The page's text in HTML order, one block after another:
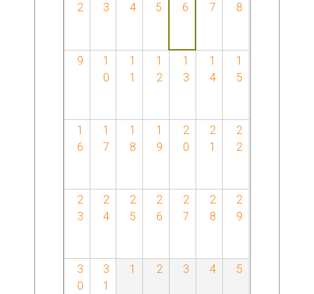
2 3 4 5 6 7 8
9
1
0
1
1
1
2
1
3
1
4
1
5
1
6
1
7
1
8
1
9
2
0
2
1
2
2
2
3
2
4
2
5
2
6
2
7
2
8
2
9
3
0
3
1
1 2 3 4 5